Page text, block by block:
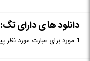
دانلود ها ی دارای تگ: cad 3d design
1 مورد برای عبارت مورد نظر پیدا شد.